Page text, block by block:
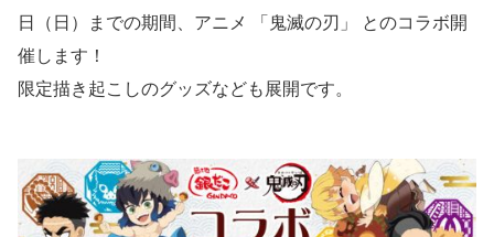
日（日）までの期間、アニメ 「鬼滅の刃」 とのコラボ開
催します！
限定描き起こしのグッズなども展開です。